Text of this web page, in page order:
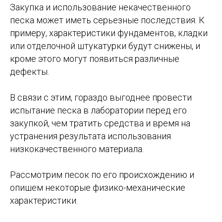
Закупка и использование некачественного
песка может иметь серьезные последствия. К
примеру, характеристики фундаментов, кладки
или отделочной штукатурки будут снижены, и
кроме этого могут появиться различные
дефекты.
В связи с этим, гораздо выгоднее провести
испытание песка в лаборатории перед его
закупкой, чем тратить средства и время на
устранения результата использования
низкокачественного материала.
Рассмотрим песок по его происхождению и
опишем некоторые физико-механические
характеристики.